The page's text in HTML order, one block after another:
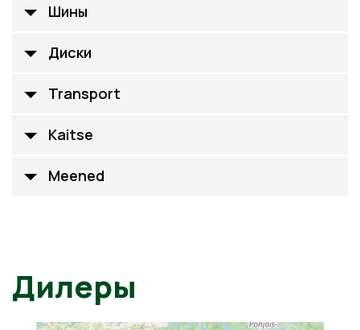
Шины
Диски
Transport
Kaitse
Meened
Дилеры